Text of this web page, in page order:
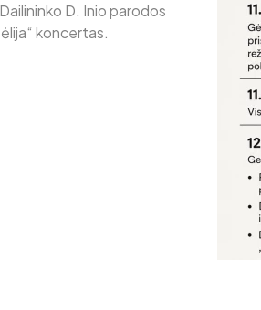
Dailininko D. Inio parodos
koncertas.